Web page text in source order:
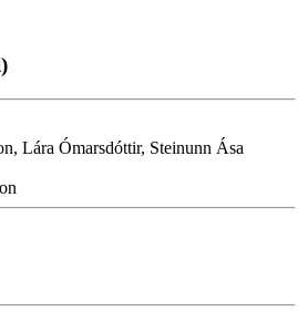
Lára Ómarsdóttir, Steinunn Ása